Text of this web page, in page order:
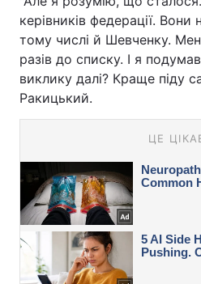
керівників федерації. Вони
тому числі й Шевченку.
разів до списку. І я
виклику далі? Краще піду
Ракицький.